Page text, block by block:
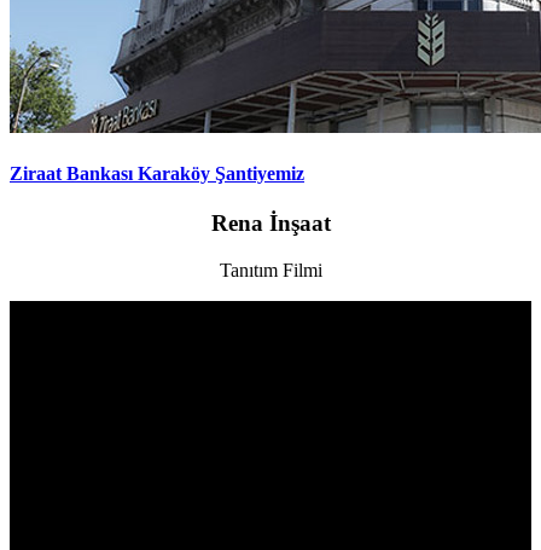
Ziraat Bankası Karaköy Şantiyemiz
Rena İnşaat
Tanıtım Filmi